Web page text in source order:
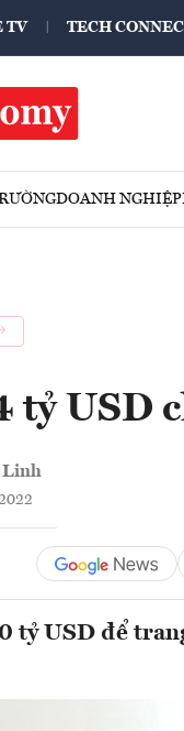
TV TECH
DOANH NGHIỆP
tỷ USD
Linh
tỷ USD để